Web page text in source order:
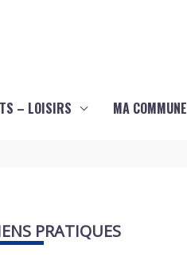
– LOISIRS MA COMMUNE
PRATIQUES